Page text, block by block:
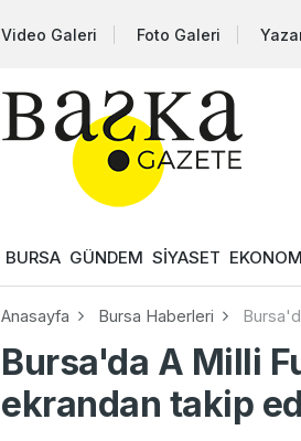
Video Galeri Foto Galeri
BURSA GÜNDEM SİYASET
Anasayfa Bursa Haberleri
Bursa'da A Milli
ekrandan takip